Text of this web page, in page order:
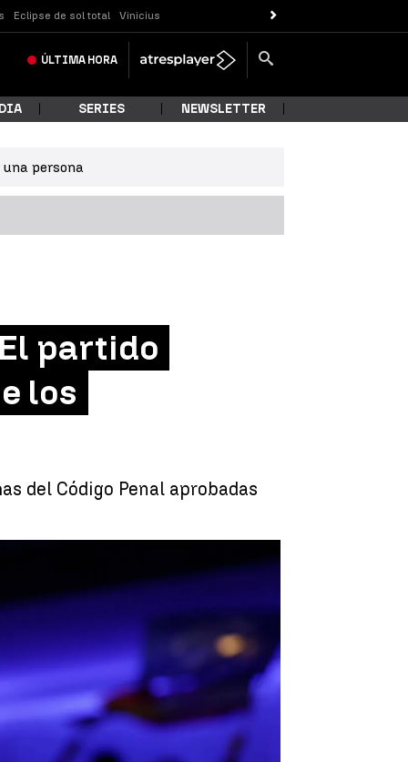
Eclipse de sol total Vinicius
ÚLTIMA HORA
SERIES NEWSLETTER
persona
partido
los
del Código Penal aprobadas
EFE